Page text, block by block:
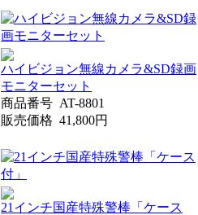
ハイビジョン無線カメラ&SD録画
モニターセット
商品番号 AT-8801
販売価格 41,800円
21インチ国産特殊警棒「ケース